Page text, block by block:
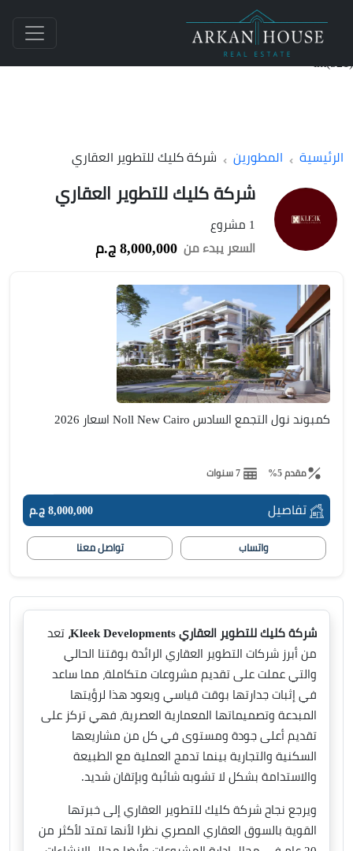
الرئيسية المطورين شركة كليك للتطوير العقاري
شركة كليك للتطوير العقاري
1 مشروع
السعر يبدء من 8,000,000 ج.م
كمبوند نول التجمع السادس Noll New Cairo اسعار 2026
مقدم 5% 7 سنوات
تفاصيل 8,000,000 ج.م
واتساب تواصل معنا
شركة كليك للتطوير العقاري Kleek Developments،
تعد
من أبرز شركات التطوير العقاري الرائدة بوقتنا الحالي
والتي عملت على تقديم مشروعات متكاملة، مما ساعد
في إثبات جدارتها بوقت قياسي ويعود هذا لرؤيتها
المبدعة وتصميماتها المعمارية العصرية، فهي تركز على
تقديم أعلى جودة ومستوى في كل من مشاريعها
السكنية والتجارية بينما تدمج العملية مع الطبيعة
والاستدامة بشكل لا تشوبه شائبة وبإتقان شديد.
ويرجع نجاح شركة كليك للتطوير العقاري إلى خبرتها
القوية بالسوق العقاري المصري نظرا لأنها تمتد لأكثر من